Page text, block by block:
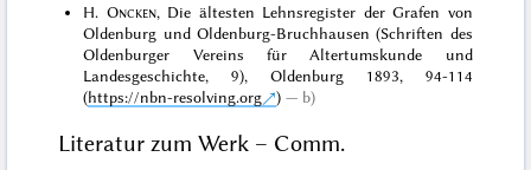
H. Oncken, Die ältesten Lehnsregister der Grafen von
Oldenburg und Oldenburg-Bruchhausen (Schriften des
Oldenburger Vereins für Altertumskunde und
Landesgeschichte, 9), Oldenburg 1893, 94-114
(https://nbn-resolving.org ) b)
Literatur zum Werk – Comm.